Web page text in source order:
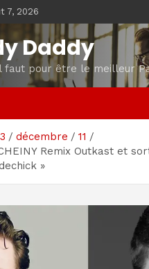
7, 2026
Daddy
faut pour être le meilleur
décembre
11
Remix Outkast et
»